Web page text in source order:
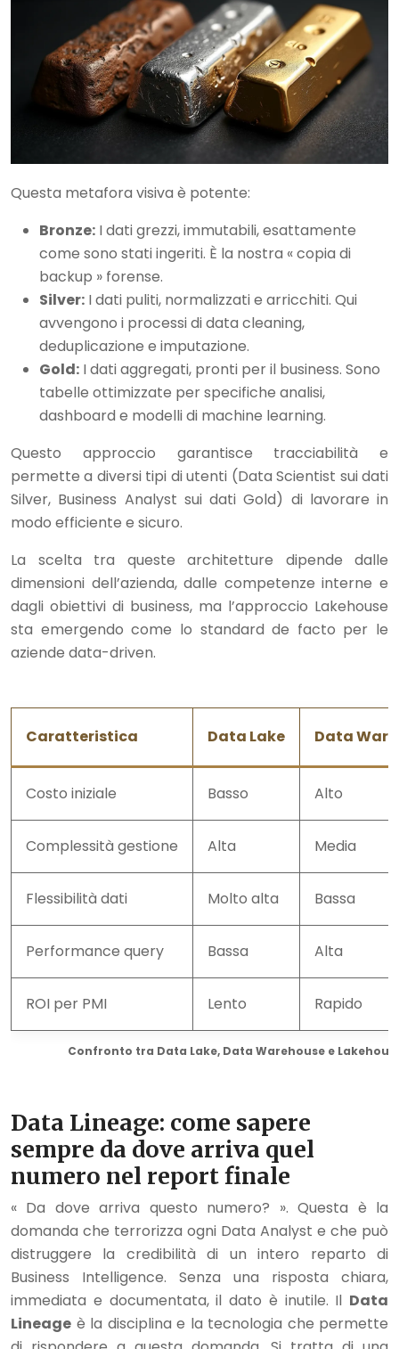
Questa metafora visiva è potente:
Bronze: I dati grezzi, immutabili, esattamente
come sono stati ingeriti. È la nostra « copia di
backup » forense.
Silver: I dati puliti, normalizzati e arricchiti. Qui
avvengono i processi di data cleaning,
deduplicazione e imputazione.
Gold: I dati aggregati, pronti per il business. Sono
tabelle ottimizzate per specifiche analisi,
dashboard e modelli di machine learning.
Questo approccio garantisce tracciabilità e
permette a diversi tipi di utenti (Data Scientist sui dati
Silver, Business Analyst sui dati Gold) di lavorare in
modo efficiente e sicuro.
La scelta tra queste architetture dipende dalle
dimensioni dell’azienda, dalle competenze interne e
dagli obiettivi di business, ma l’approccio Lakehouse
sta emergendo come lo standard de facto per le
aziende data-driven.
Confronto tra Data Lake, Data Warehouse e
Caratteristica Data Lake Data
Costo iniziale Basso Alto
Complessità gestione Alta Media
Flessibilità dati Molto alta Bassa
Performance query Bassa Alta
ROI per PMI Lento Rapido
Data Lineage: come sapere
sempre da dove arriva quel
numero nel report finale
« Da dove arriva questo numero? ». Questa è la
domanda che terrorizza ogni Data Analyst e che può
distruggere la credibilità di un intero reparto di
Business Intelligence. Senza una risposta chiara,
immediata e documentata, il dato è inutile. Il Data
Lineage è la disciplina e la tecnologia che permette